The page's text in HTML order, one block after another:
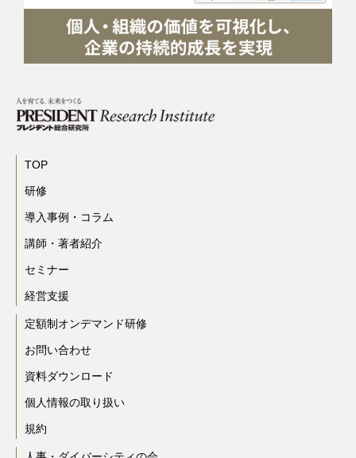
TOP
研修
導入事例・コラム
講師・著者紹介
セミナー
経営支援
定額制オンデマンド研修
お問い合わせ
資料ダウンロード
個人情報の取り扱い
規約